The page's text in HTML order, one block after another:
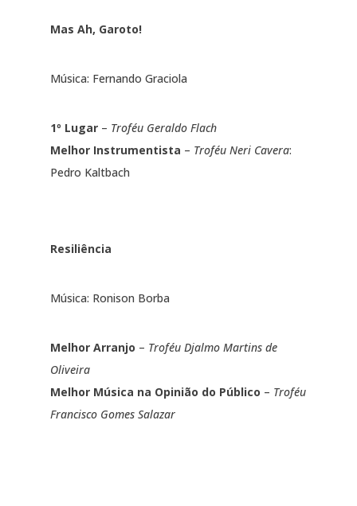
Mas Ah, Garoto!
Música: Fernando Graciola
1º Lugar– Troféu Geraldo Flach
Melhor Instrumentista – Troféu Neri Cavera:
Pedro Kaltbach
Resiliência
Música: Ronison Borba
Melhor Arranjo – Troféu Djalmo Martins de
Oliveira
Melhor Música na Opinião do Público – Troféu
Francisco Gomes Salazar